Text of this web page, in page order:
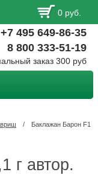
0 руб.
+7 495 649-86-35
8 800 333-51-19
заказ 300 руб
/
Баклажан Барон F1
г автор.